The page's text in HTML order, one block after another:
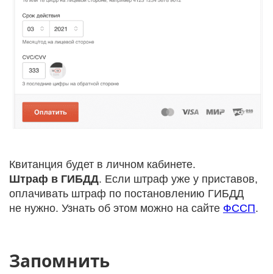
Квитанция будет в личном кабинете.
Штраф в ГИБДД. Если штраф уже у приставов,
оплачивать штраф по постановлению ГИБДД
не нужно. Узнать об этом можно на сайте ФССП.
Запомнить